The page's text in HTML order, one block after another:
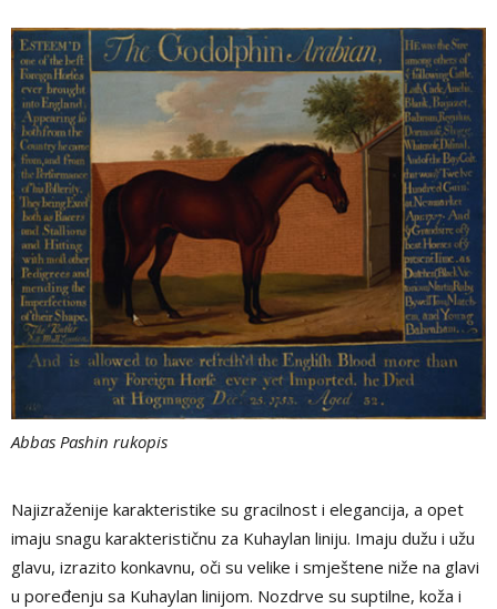
Abbas Pashin rukopis
Najizraženije karakteristike su gracilnost i elegancija, a opet
imaju snagu karakterističnu za Kuhaylan liniju. Imaju dužu i užu
glavu, izrazito konkavnu, oči su velike i smještene niže na glavi
u poređenju sa Kuhaylan linijom. Nozdrve su suptilne, koža i